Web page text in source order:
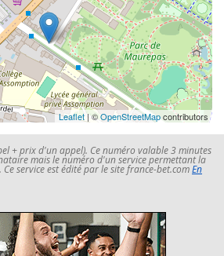
Leaflet| ©OpenStreetMapcontributors
+ prix d'un appel). Ce numéro valable 3 minutes
mais le numéro d'un service permettant la
service est édité par le site france-bet.comEn